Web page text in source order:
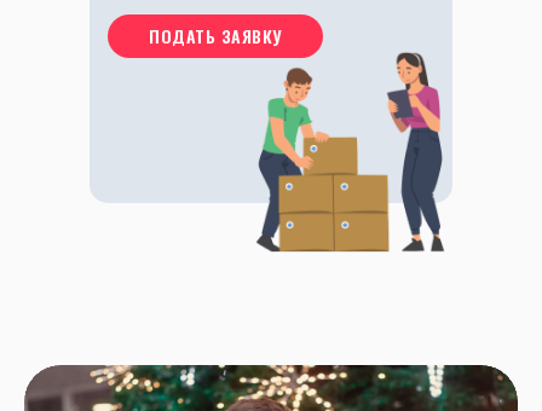
ПОДАТЬ ЗАЯВКУ